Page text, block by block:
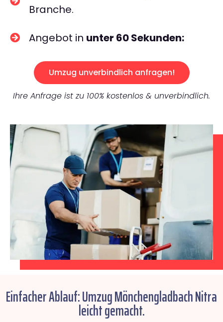
Branche.
Angebot in unter 60 Sekunden:
Umzug unverbindlich anfragen!
Ihre Anfrage ist zu 100% kostenlos & unverbindlich.
Einfacher Ablauf: Umzug Mönchengladbach Nitra
leicht gemacht.